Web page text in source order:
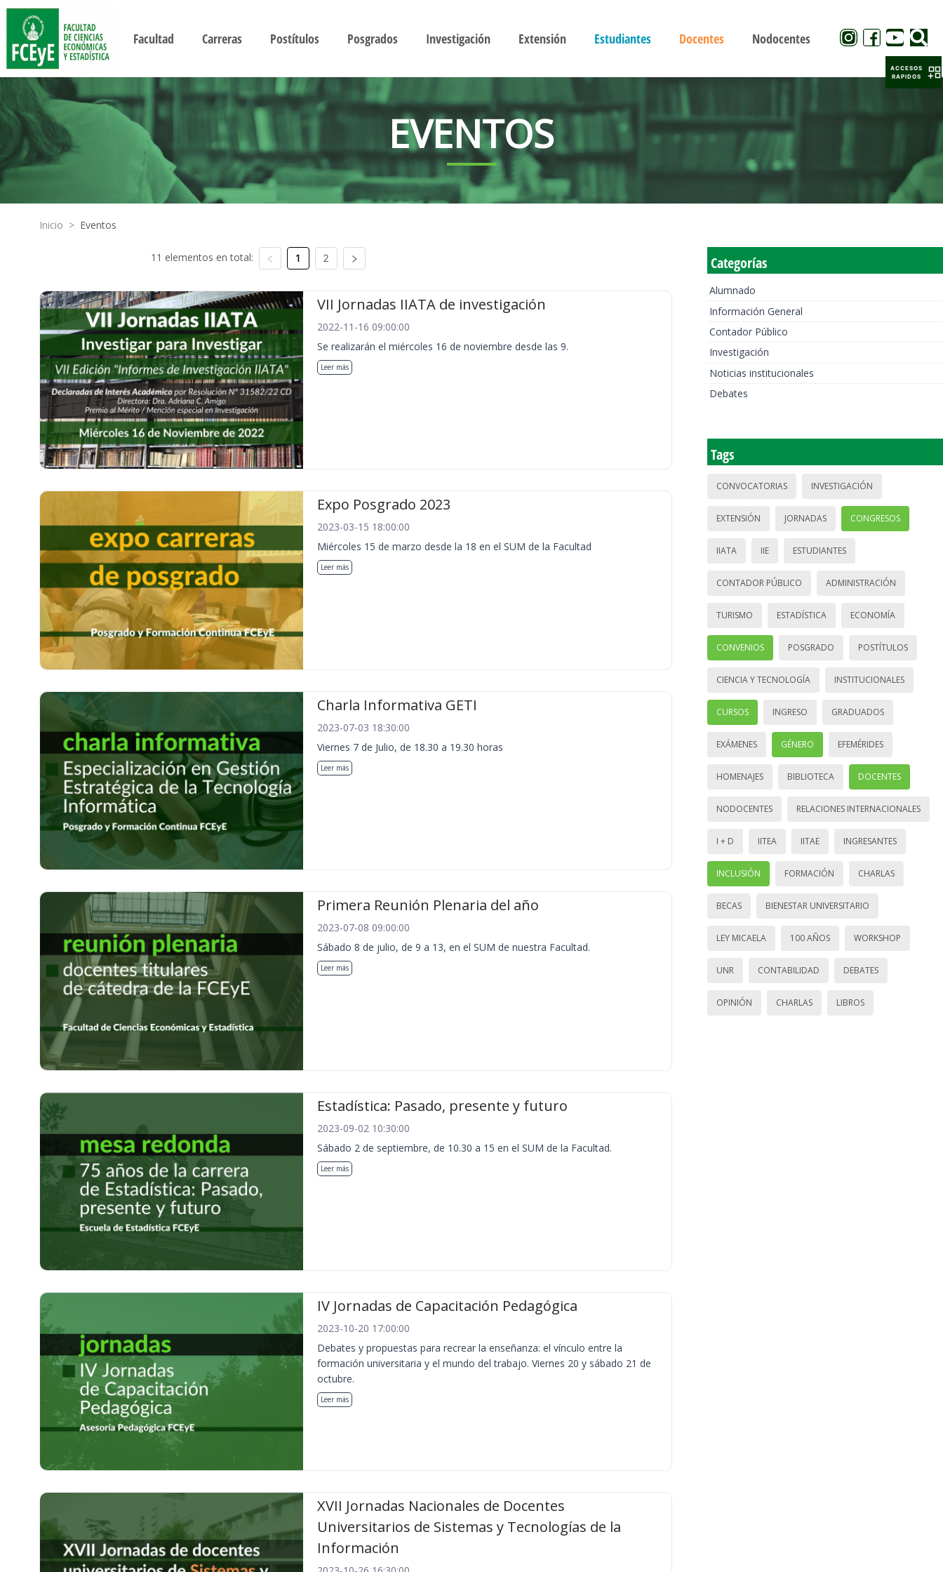
Facultad Carreras Postítulos Posgrados Investigación Extensión Estudiantes Docentes Nodocentes
EVENTOS
Inicio > Eventos
11 elementos en total: 1 2
VII Jornadas IIATA de investigación
2022-11-16 09:00:00
Se realizarán el miércoles 16 de noviembre desde las 9.
Leer más
Expo Posgrado 2023
2023-03-15 18:00:00
Miércoles 15 de marzo desde la 18 en el SUM de la Facultad
Leer más
Charla Informativa GETI
2023-07-03 18:30:00
Viernes 7 de Julio, de 18.30 a 19.30 horas
Leer más
Primera Reunión Plenaria del año
2023-07-08 09:00:00
Sábado 8 de julio, de 9 a 13, en el SUM de nuestra Facultad.
Leer más
Estadística: Pasado, presente y futuro
2023-09-02 10:30:00
Sábado 2 de septiembre, de 10.30 a 15 en el SUM de la Facultad.
Leer más
IV Jornadas de Capacitación Pedagógica
2023-10-20 17:00:00
Debates y propuestas para recrear la enseñanza: el vínculo entre la
formación universitaria y el mundo del trabajo. Viernes 20 y sábado 21 de
octubre.
Leer más
XVII Jornadas Nacionales de Docentes
Universitarios de Sistemas y Tecnologías de la
Información
Categorías
Alumnado
Información General
Contador Público
Investigación
Noticias institucionales
Debates
Tags
CONVOCATORIAS INVESTIGACIÓN
EXTENSIÓN JORNADAS CONGRESOS
IIATA IIE ESTUDIANTES
CONTADOR PÚBLICO ADMINISTRACIÓN
TURISMO ESTADÍSTICA ECONOMÍA
CONVENIOS POSGRADO POSTÍTULOS
CIENCIA Y TECNOLOGÍA INSTITUCIONALES
CURSOS INGRESO GRADUADOS
EXÁMENES GÉNERO EFEMÉRIDES
HOMENAJES BIBLIOTECA DOCENTES
NODOCENTES RELACIONES INTERNACIONALES
I + D IITEA IITAE INGRESANTES
INCLUSIÓN FORMACIÓN CHARLAS
BECAS BIENESTAR UNIVERSITARIO
LEY MICAELA 100 AÑOS WORKSHOP
UNR CONTABILIDAD DEBATES
OPINIÓN CHARLAS LIBROS
ACCESOS
RAPIDOS